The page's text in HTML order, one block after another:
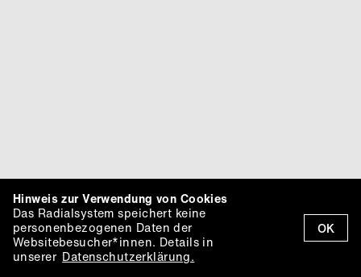
OK
Hinweis zur Verwendung von Cookies
Das Radialsystem speichert keine
personenbezogenen Daten der
Websitebesucher*innen. Details in
unserer Datenschutzerklärung.